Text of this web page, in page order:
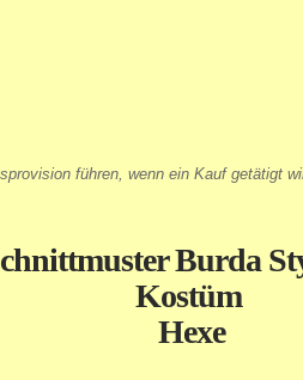
führen, wenn ein Kauf getätigt
Burda
Kostüm
Hexe